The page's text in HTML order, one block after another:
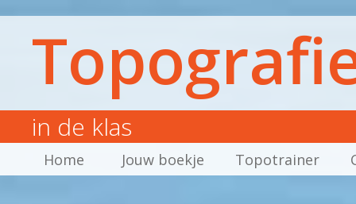
in de klas
Home Jouw boekje Topotrainer